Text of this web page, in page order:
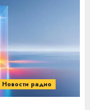
Новости радио